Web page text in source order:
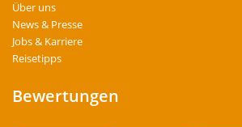
Über uns
News & Presse
Jobs & Karriere
Reisetipps
Bewertungen